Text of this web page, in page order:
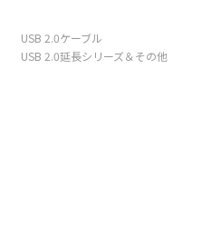
USB 2.0ケーブル
USB 2.0延長シリーズ＆その他